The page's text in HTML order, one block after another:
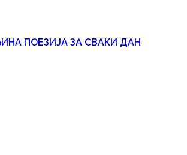
ПОЕЗИЈА ЗА СВАКИ ДАН